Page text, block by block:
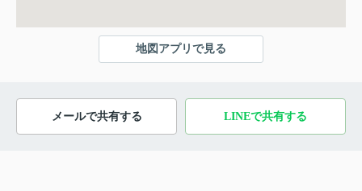
地図アプリで見る
メールで共有する LINEで共有する